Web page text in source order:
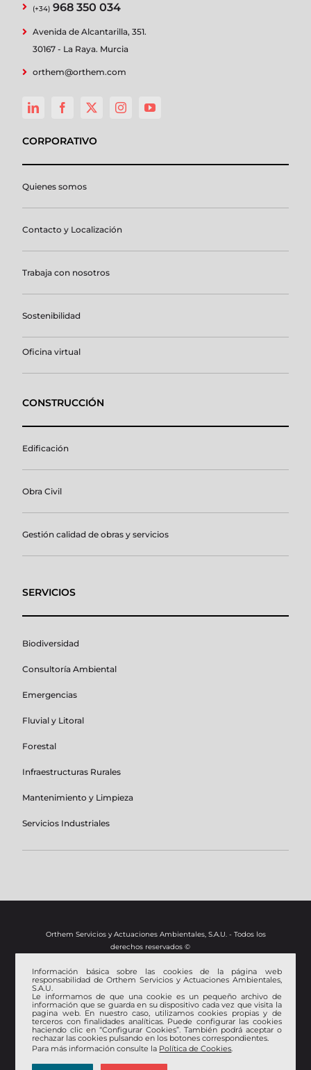
(+34) 968 350 034
Avenida de Alcantarilla, 351.
30167 - La Raya. Murcia
orthem@orthem.com
CORPORATIVO
Quienes somos
Contacto y Localización
Trabaja con nosotros
Sostenibilidad
Oficina virtual
CONSTRUCCIÓN
Edificación
Obra Civil
Gestión calidad de obras y servicios
SERVICIOS
Biodiversidad
Consultoría Ambiental
Emergencias
Fluvial y Litoral
Forestal
Infraestructuras Rurales
Mantenimiento y Limpieza
Servicios Industriales
Orthem Servicios y Actuaciones Ambientales, S.A.U. - Todos los
derechos reservados ©
Aviso Legal
Política de Gestión Ambiental, de Calidad y Seguridad y Salud
en el Trabajo
Certificado EMAS
ISO 9001
ISO 14001
OHSAS 18001
Información básica sobre las cookies de la página web
responsabilidad de Orthem Servicios y Actuaciones Ambientales,
S.A.U.
Le informamos de que una cookie es un pequeño archivo de
información que se guarda en su dispositivo cada vez que visita la
pagina web. En nuestro caso, utilizamos cookies propias y de
terceros con finalidades analíticas. Puede configurar las cookies
haciendo clic en “Configurar Cookies”. También podrá aceptar o
rechazar las cookies pulsando en los botones correspondientes.
Para más información consulte la Política de Cookies.